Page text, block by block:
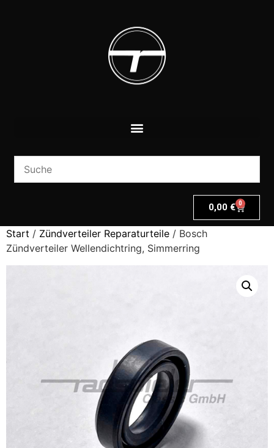
0,00 € 0
Start / Zündverteiler Reparaturteile / Bosch
Zündverteiler Wellendichtring, Simmerring